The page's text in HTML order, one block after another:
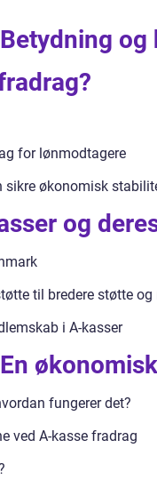
for lønmodtagere
økonomisk
og
til bredere støtte og
i A-kasser
fungerer det?
ved A-kasse fradrag